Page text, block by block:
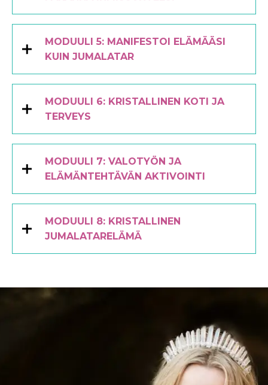
MODUULI 5: MANIFESTOI ELÄMÄÄSI
KUIN JUMALATAR
MODUULI 6: KRISTALLINEN KOTI JA
TERVEYS
MODUULI 7: VALOTYÖN JA
ELÄMÄNTEHTÄVÄN AKTIVOINTI
MODUULI 8: KRISTALLINEN
JUMALATARELÄMÄ